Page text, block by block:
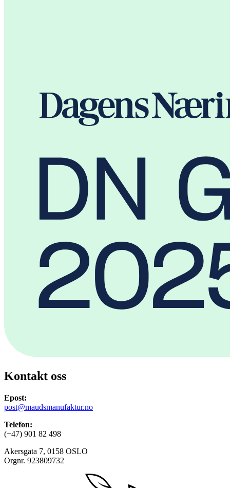
Kontakt oss
Epost:
post@maudsmanufaktur.no
Telefon:
(+47) 901 82 498
Akersgata 7, 0158 OSLO
Orgnr. 923809732